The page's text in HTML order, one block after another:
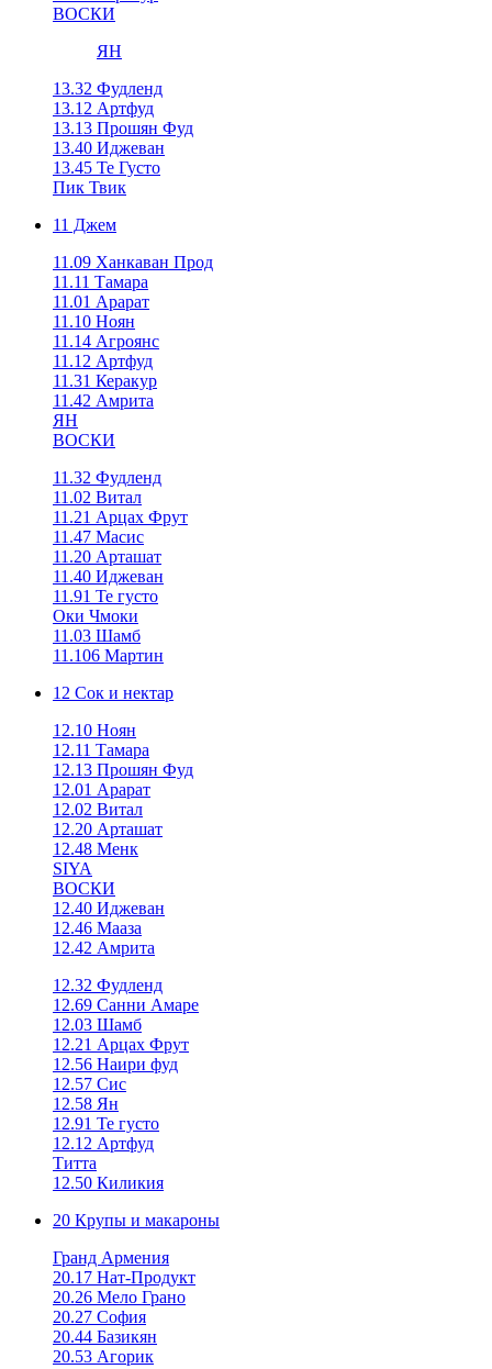
ВОСКИ
ЯН
13.32 Фудленд
13.12 Артфуд
13.13 Прошян Фуд
13.40 Иджеван
13.45 Те Густо
Пик Твик
11 Джем
11.09 Ханкаван Прод
11.11 Тамара
11.01 Арарат
11.10 Ноян
11.14 Агроянс
11.12 Артфуд
11.31 Керакур
11.42 Амрита
ЯН
ВОСКИ
11.32 Фудленд
11.02 Витал
11.21 Арцах Фрут
11.47 Масис
11.20 Арташат
11.40 Иджеван
11.91 Те густо
Оки Чмоки
11.03 Шамб
11.106 Мартин
12 Сок и нектар
12.10 Ноян
12.11 Тамара
12.13 Прошян Фуд
12.01 Арарат
12.02 Витал
12.20 Арташат
12.48 Менк
SIYA
ВОСКИ
12.40 Иджеван
12.46 Мааза
12.42 Амрита
12.32 Фудленд
12.69 Санни Амаре
12.03 Шамб
12.21 Арцах Фрут
12.56 Наири фуд
12.57 Сис
12.58 Ян
12.91 Те густо
12.12 Артфуд
Титта
12.50 Киликия
20 Крупы и макароны
Гранд Армения
20.17 Нат-Продукт
20.26 Мело Грано
20.27 София
20.44 Базикян
20.53 Агорик